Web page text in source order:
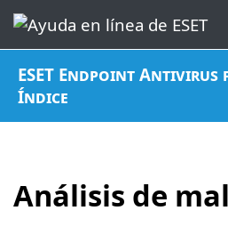
ESET Endpoint
Índice
Análisis de